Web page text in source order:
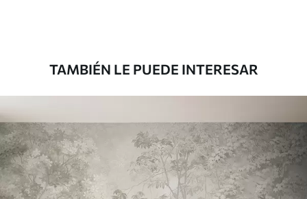
Vinilo Premium
199833.33119900.00$/m²
TAMBIÉN LE PUEDE INTERESAR